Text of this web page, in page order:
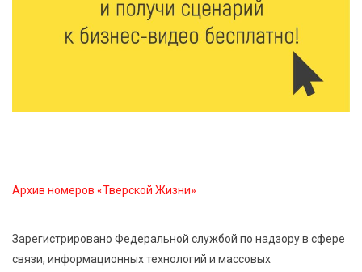
Виталий Королев: 58 пространств благоустроят в
Верхневолжье
необычная лекция об истории танцевальной
Завершается обустройство трассы
Архив номеров «Тверской Жизни»
Зарегистрировано Федеральной службой по надзору в сфере
связи, информационных технологий и массовых